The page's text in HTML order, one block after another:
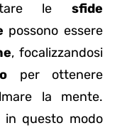
le sfide
possono essere
, focalizzandosi
per ottenere
la mente.
in questo modo